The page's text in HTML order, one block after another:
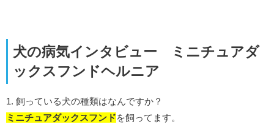
犬の病気インタビュー ミニチュアダ
ックスフンドヘルニア
1. 飼っている犬の種類はなんですか？
ミニチュアダックスフンドを飼ってます。